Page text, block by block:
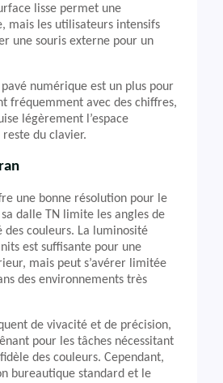
lisse permet une
mais les utilisateurs intensifs
une souris externe pour un
pavé numérique est un plus pour
fréquemment avec des chiffres,
légèrement l’espace
du clavier.
une bonne résolution pour le
dalle TN limite les angles de
couleurs. La luminosité
est suffisante pour une
mais peut s’avérer limitée
des environnements très
de vivacité et de précision,
pour les tâches nécessitant
des couleurs. Cependant,
bureautique standard et le